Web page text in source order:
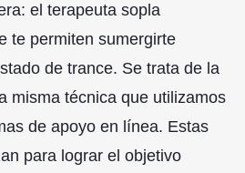
el terapeuta sopla
te permiten sumergirte
de trance. Se trata de la
misma técnica que utilizamos
de apoyo en línea. Estas
para lograr el objetivo